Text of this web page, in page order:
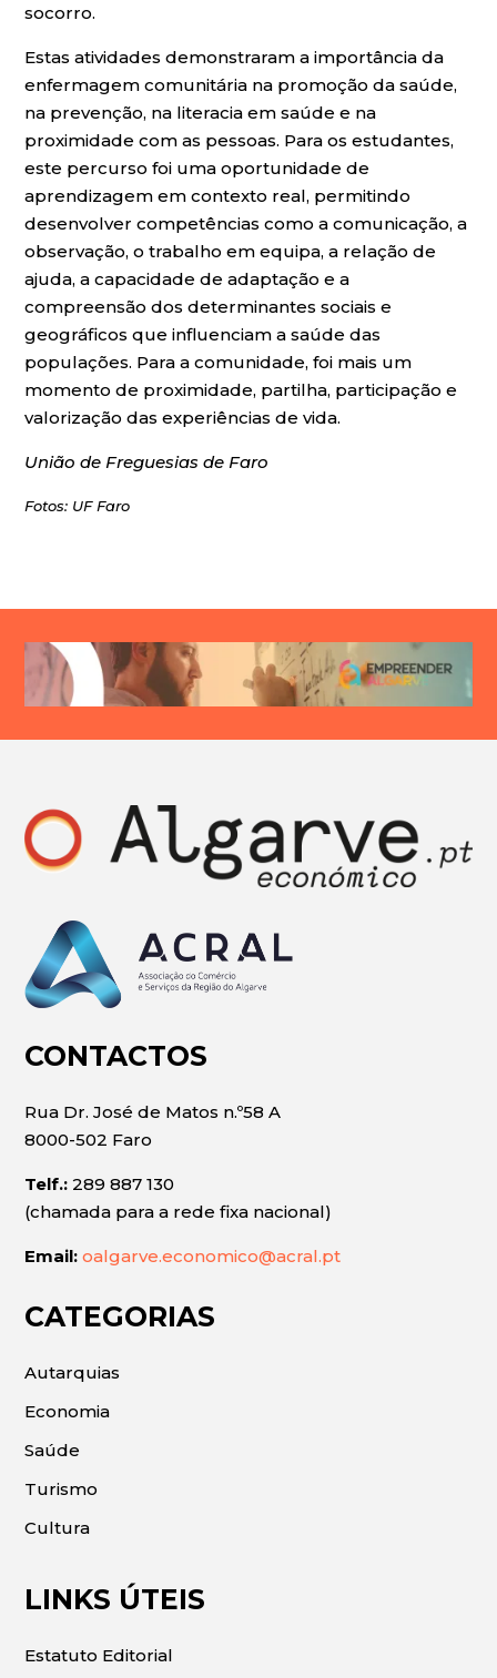
socorro.
Estas atividades demonstraram a importância da
enfermagem comunitária na promoção da saúde,
na prevenção, na literacia em saúde e na
proximidade com as pessoas. Para os estudantes,
este percurso foi uma oportunidade de
aprendizagem em contexto real, permitindo
desenvolver competências como a comunicação, a
observação, o trabalho em equipa, a relação de
ajuda, a capacidade de adaptação e a
compreensão dos determinantes sociais e
geográficos que influenciam a saúde das
populações. Para a comunidade, foi mais um
momento de proximidade, partilha, participação e
valorização das experiências de vida.
União de Freguesias de Faro
Fotos: UF Faro
CONTACTOS
Rua Dr. José de Matos n.º58 A
8000-502 Faro
Telf.: 289 887 130
(chamada para a rede fixa nacional)
Email: oalgarve.economico@acral.pt
CATEGORIAS
Autarquias
Economia
Saúde
Turismo
Cultura
LINKS ÚTEIS
Estatuto Editorial